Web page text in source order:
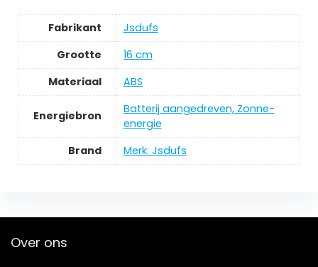
Fabrikant
‎Jsdufs
Grootte
‎16 cm
Materiaal
‎ABS
Energiebron
‎Batterij aangedreven, Zonne-
energie
Brand
Merk: Jsdufs
Over ons